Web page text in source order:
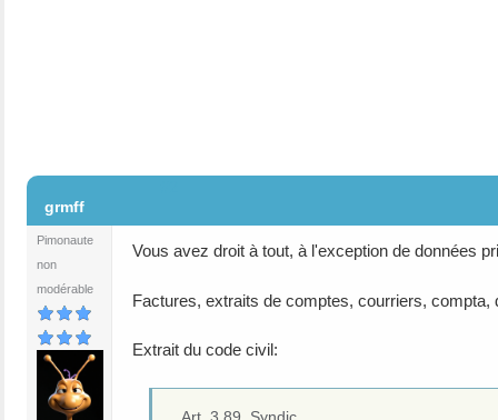
grmff
Pimonaute
non
modérable
Vous avez droit à tout, à l'exception de données
Factures, extraits de comptes, courriers, compta,
Extrait du code civil:
Art. 3.89. Syndic